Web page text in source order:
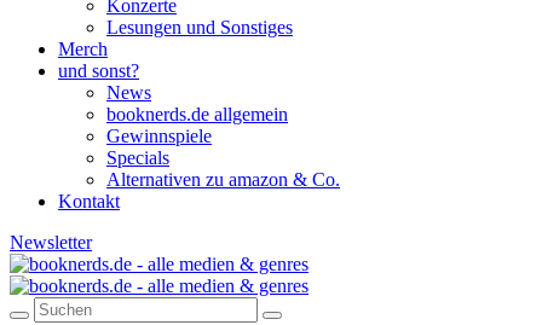
Konzerte
Lesungen und Sonstiges
Merch
und sonst?
News
booknerds.de allgemein
Gewinnspiele
Specials
Alternativen zu amazon & Co.
Kontakt
Newsletter